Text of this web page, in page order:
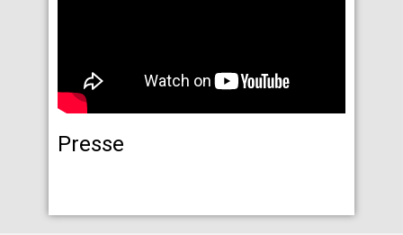
Presse